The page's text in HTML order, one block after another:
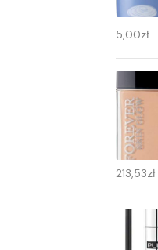
5,00zł
213,53zł